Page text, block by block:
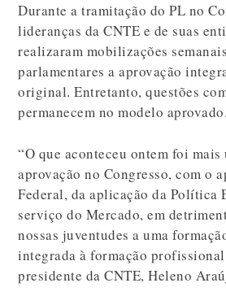
Durante a tramitação do PL no
lideranças da CNTE e de suas
realizaram mobilizações
parlamentares a aprovação
original. Entretanto, questões
permanecem no modelo aprovado.
“O que aconteceu ontem foi mais
aprovação no Congresso, com o
Federal, da aplicação da Política
serviço do Mercado, em
nossas juventudes a uma
integrada à formação
presidente da CNTE, Heleno